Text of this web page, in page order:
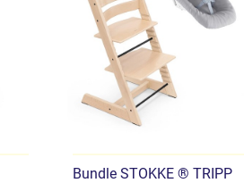
Bundle STOKKE ® TRIPP